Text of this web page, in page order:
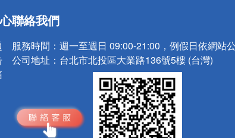
聯絡我們
服務時間： 週一至週日 09:00-21:00，例假日依網站
公司地址： 台北市北投區大業路136號5樓 (台灣)